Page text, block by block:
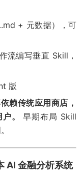
+ 元数据），可
流编写垂直 Skill，
版
赖传统应用商店，
。
早期布局 Skill
AI 金融分析系统